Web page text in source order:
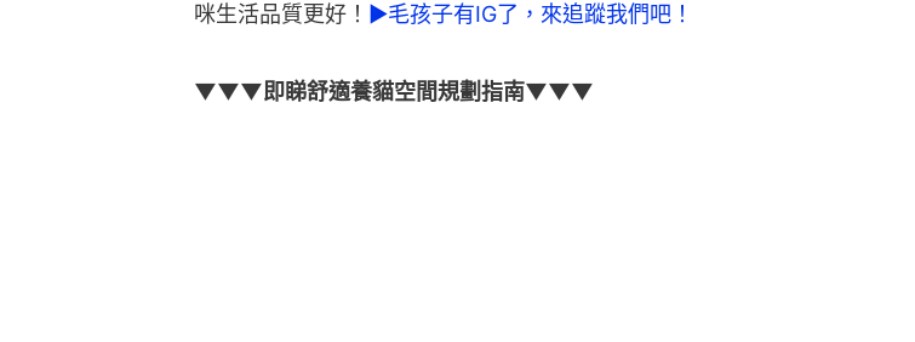
咪生活品質更好！ ►毛孩子有IG了，來追蹤我們吧！
▼▼▼即睇舒適養貓空間規劃指南▼▼▼